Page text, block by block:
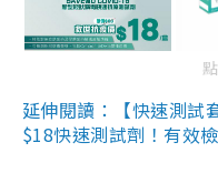
延伸閱讀：【快速測試
$18快速測試劑！有效